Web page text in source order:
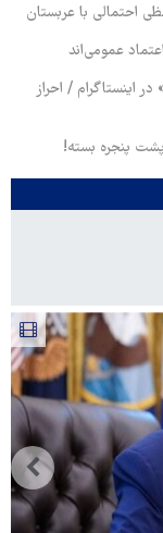
احتمالی با عربستان
عمومی‌اند
اینستاگرام / احراز
پنجره بسته!